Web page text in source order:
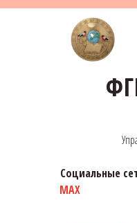
Социальные
MAX